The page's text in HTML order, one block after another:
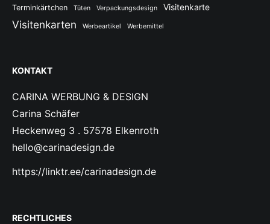
Terminkärtchen Tüten Verpackungsdesign Visitenkarte
Visitenkarten Werbeartikel Werbemittel
KONTAKT
CARINA WERBUNG & DESIGN
Carina Schäfer
Heckenweg 3 . 57578 Elkenroth
hello@carinadesign.de
https://linktr.ee/carinadesign.de
RECHTLICHES